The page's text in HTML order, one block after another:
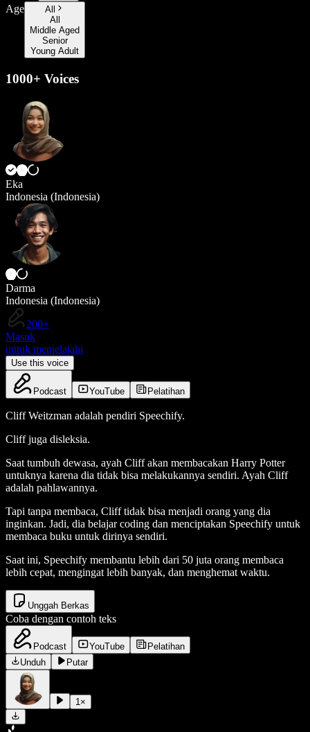
Age
All
All
Middle Aged
Senior
Young Adult
1000+ Voices
Eka
Indonesia (Indonesia)
Darma
Indonesia (Indonesia)
200+
Masuk
untuk menjelajahi
Use this voice
Podcast YouTube Pelatihan
Cliff Weitzman adalah pendiri Speechify.
Cliff juga disleksia.
Saat tumbuh dewasa, ayah Cliff akan membacakan Harry Potter
untuknya karena dia tidak bisa melakukannya sendiri. Ayah Cliff
adalah pahlawannya.
Tapi tanpa membaca, Cliff tidak bisa menjadi orang yang dia
inginkan. Jadi, dia belajar coding dan menciptakan Speechify untuk
membaca buku untuk dirinya sendiri.
Saat ini, Speechify membantu lebih dari 50 juta orang membaca
lebih cepat, mengingat lebih banyak, dan menghemat waktu.
Unggah Berkas
Coba dengan contoh teks
Podcast YouTube
Pelatihan
Unduh
Putar
1 ×